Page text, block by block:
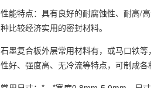
性能特点：具有良好的耐腐蚀性、耐高/
种比较经济实用的密封材料。
石墨复合板外层常用材料有，或马口铁
性好、强度高、无冷流等特点，可制成